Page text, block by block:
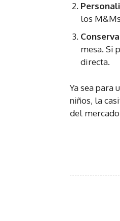
los
mesa. Si
directa.
Ya sea para
niños, la
del